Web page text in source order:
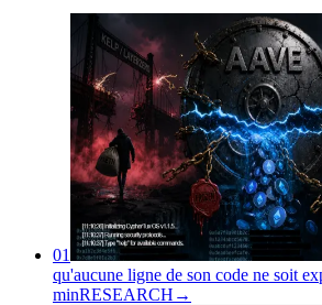
01
qu'aucune ligne de son code ne soit
minRESEARCH →